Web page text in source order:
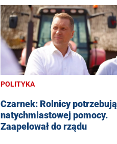
POLITYKA
Czarnek: Rolnicy potrzebują
natychmiastowej pomocy.
Zaapelował do rządu